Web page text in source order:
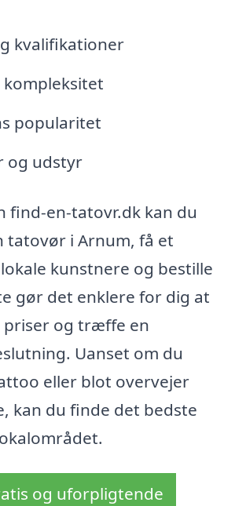
kvalifikationer
kompleksitet
popularitet
og udstyr
find-en-tatovr.dk kan du
tatovør i Arnum, få et
kunstnere og bestille
gør det enklere for dig at
priser og træffe en
Uanset om du
eller blot overvejer
kan du finde det bedste
og uforpligtende